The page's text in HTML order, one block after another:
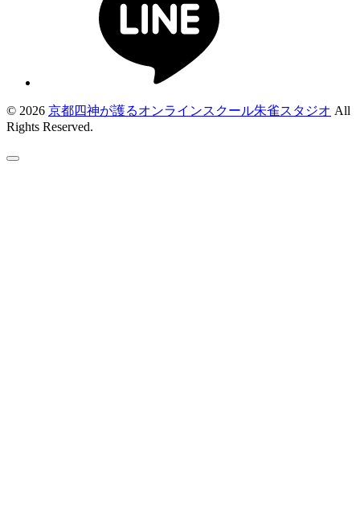
© 2026 京都四神が護るオンラインスクール朱雀スタジオ All
Rights Reserved.